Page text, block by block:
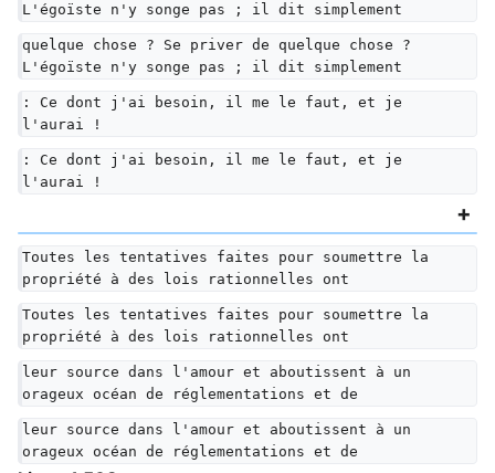
L'égoïste n'y songe pas ; il dit simplement
quelque chose ? Se priver de quelque chose ?
L'égoïste n'y songe pas ; il dit simplement
: Ce dont j'ai besoin, il me le faut, et je
l'aurai !
: Ce dont j'ai besoin, il me le faut, et je
l'aurai !
Toutes les tentatives faites pour soumettre la
propriété à des lois rationnelles ont
Toutes les tentatives faites pour soumettre la
propriété à des lois rationnelles ont
leur source dans l'amour et aboutissent à un
orageux océan de réglementations et de
leur source dans l'amour et aboutissent à un
orageux océan de réglementations et de